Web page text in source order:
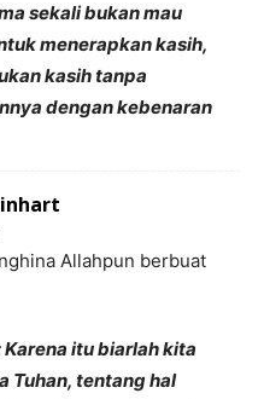
sekali bukan mau
menerapkan kasih,
kasih tanpa
dengan kebenaran
Allahpun berbuat
itu biarlah kita
Tuhan, tentang hal